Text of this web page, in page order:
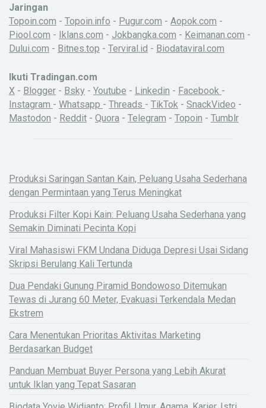
Jaringan
Topoin.com - Topoin.info - Pugur.com - Aopok.com -
Piool.com - Iklans.com - Jokbangka.com - Keimanan.com -
Dului.com - Bitnes.top - Terviral.id - Biodataviral.com
Ikuti Tradingan.com
X - Blogger - Bsky - Youtube - Linkedin - Facebook -
Instagram - Whatsapp - Threads - TikTok - SnackVideo -
Mastodon - Reddit - Quora - Telegram - Topoin - Tumblr
Produksi Saringan Santan Kain, Peluang Usaha Sederhana
dengan Permintaan yang Terus Meningkat
Produksi Filter Kopi Kain: Peluang Usaha Sederhana yang
Semakin Diminati Pecinta Kopi
Viral Mahasiswi FKM Undana Diduga Depresi Usai Sidang
Skripsi Berulang Kali Tertunda
Dua Pendaki Gunung Piramid Bondowoso Ditemukan
Tewas di Jurang 60 Meter, Evakuasi Terkendala Medan
Ekstrem
Cara Menentukan Prioritas Aktivitas Marketing
Berdasarkan Budget
Panduan Membuat Buyer Persona yang Lebih Akurat
untuk Iklan yang Tepat Sasaran